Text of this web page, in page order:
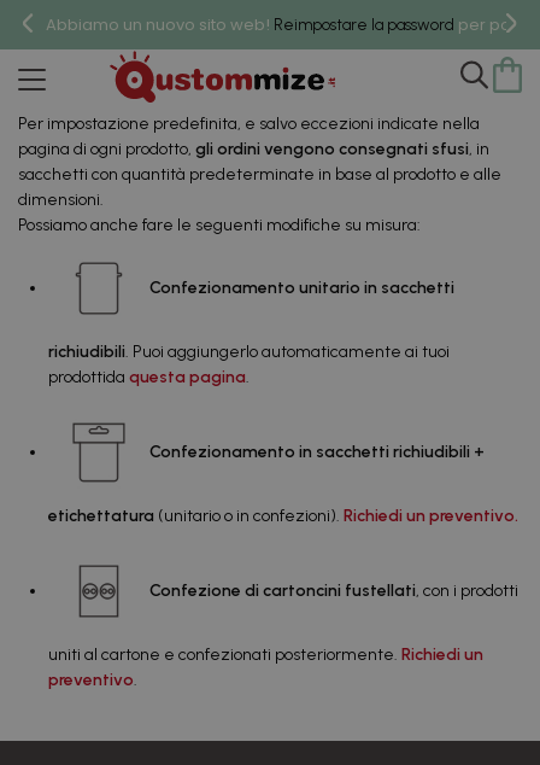
Abbiamo un nuovo sito web! Reimpostare la password per poter
Confezioni e Packaging
Per impostazione predefinita, e salvo eccezioni indicate nella
pagina di ogni prodotto, gli ordini vengono consegnati sfusi, in
sacchetti con quantità predeterminate in base al prodotto e alle
dimensioni.
Possiamo anche fare le seguenti modifiche su misura:
Confezionamento unitario in sacchetti
richiudibili. Puoi aggiungerlo automaticamente ai tuoi
prodottida questa pagina.
Confezionamento in sacchetti richiudibili +
etichettatura (unitario o in confezioni). Richiedi un preventivo.
Confezione di cartoncini fustellati, con i prodotti
uniti al cartone e confezionati posteriormente. Richiedi un
preventivo.